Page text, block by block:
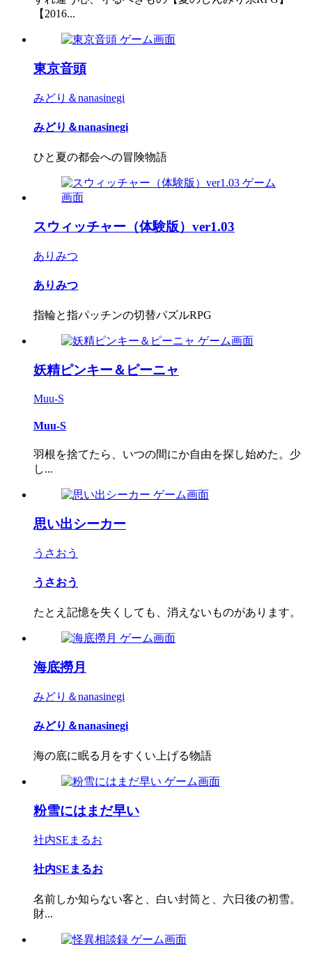
【2016...
東京音頭
みどり＆nanasinegi
みどり＆nanasinegi
ひと夏の都会への冒険物語
スウィッチャー（体験版）ver1.03
ありみつ
ありみつ
指輪と指パッチンの切替パズルRPG
妖精ピンキー＆ピーニャ
Muu-S
Muu-S
羽根を捨てたら、いつの間にか自由を探し始めた。少
し...
思い出シーカー
うさおう
うさおう
たとえ記憶を失くしても、消えないものがあります。
海底撈月
みどり＆nanasinegi
みどり＆nanasinegi
海の底に眠る月をすくい上げる物語
粉雪にはまだ早い
社内SEまるお
社内SEまるお
名前しか知らない客と、白い封筒と、六日後の初雪。
財...